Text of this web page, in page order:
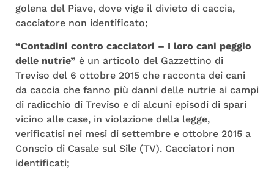
golena del Piave, dove vige il divieto di caccia,
cacciatore non identificato;
“Contadini contro cacciatori – I loro cani peggio
delle nutrie” è un articolo del Gazzettino di
Treviso del 6 ottobre 2015 che racconta dei cani
da caccia che fanno più danni delle nutrie ai campi
di radicchio di Treviso e di alcuni episodi di spari
vicino alle case, in violazione della legge,
verificatisi nei mesi di settembre e ottobre 2015 a
Conscio di Casale sul Sile (TV). Cacciatori non
identificati;